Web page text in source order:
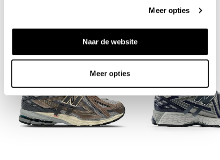
Meer opties
Naar de website
Meer opties
Related products